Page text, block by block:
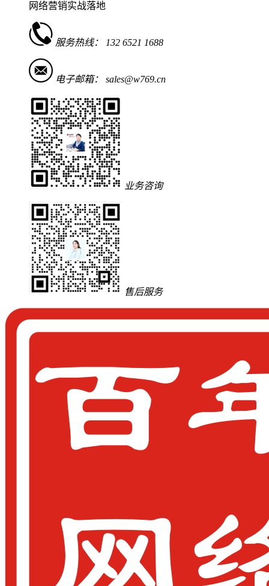
网络营销实战落地
服务热线： 132 6521 1688
电子邮箱： sales@w769.cn
业务咨询
售后服务